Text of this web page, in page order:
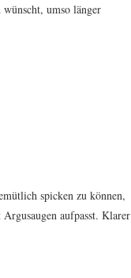
umso länger
spicken zu können,
aufpasst. Klarer